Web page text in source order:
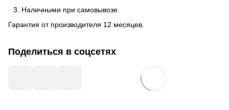
Наличными при самовывозе.
Гарантия от производителя 12 месяцев.
Поделиться в соцсетях